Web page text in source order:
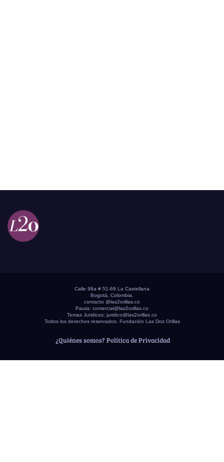
Calle 98a # 51-69 La Castellana
Bogotá, Colombia.
contacto @las2orillas.co
Pauta: comercial@las2orillas.co
Temas Juridicos: juridico@las2orillas.co
Todos los derechos reservados. Fundación Las Dos Orillas
¿Quiénes somos? Política de Privacidad